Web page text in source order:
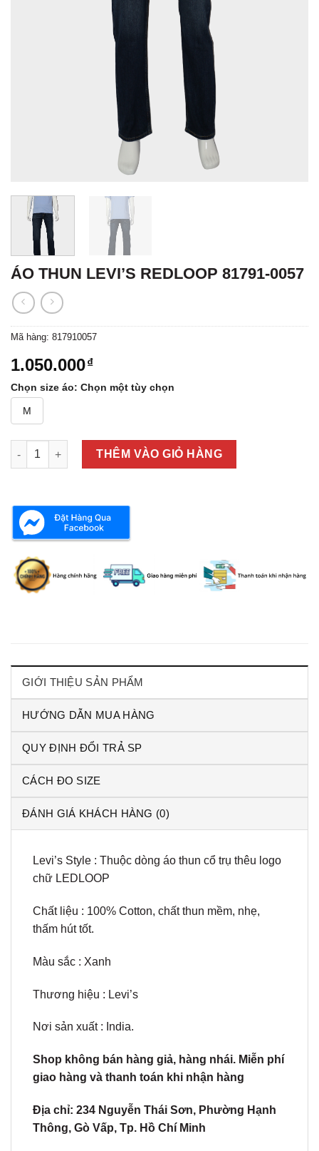
ÁO THUN LEVI’S REDLOOP 81791-0057
Mã hàng: 817910057
1.050.000₫
Chọn size áo: Chọn một tùy chọn
M
ÁO THUN LEVI'S REDLOOP 81791-0057 số lượng
THÊM VÀO GIỎ HÀNG
GIỚI THIỆU SẢN PHẨM
HƯỚNG DẪN MUA HÀNG
QUY ĐỊNH ĐỔI TRẢ SP
CÁCH ĐO SIZE
ĐÁNH GIÁ KHÁCH HÀNG (0)
Levi’s Style : Thuộc dòng áo thun cổ trụ thêu logo
chữ LEDLOOP
Chất liệu : 100% Cotton, chất thun mềm, nhẹ,
thấm hút tốt.
Màu sắc : Xanh
Thương hiệu : Levi’s
Nơi sản xuất : India.
Shop không bán hàng giả, hàng nhái. Miễn phí
giao hàng và thanh toán khi nhận hàng
Địa chỉ: 234 Nguyễn Thái Sơn, Phường Hạnh
Thông, Gò Vấp, Tp. Hồ Chí Minh